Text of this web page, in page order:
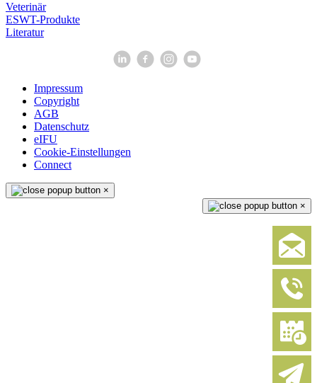
Veterinär
ESWT-Produkte
Literatur
Impressum
Copyright
AGB
Datenschutz
eIFU
Cookie-Einstellungen
Connect
×
×